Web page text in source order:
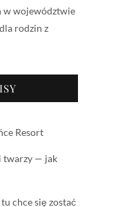
w województwie
rodzin z
Resort
twarzy — jak
chce się zostać